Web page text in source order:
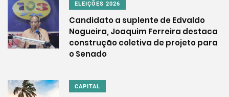
ELEIÇÕES 2026
Candidato a suplente de Edvaldo
Nogueira, Joaquim Ferreira destaca
construção coletiva de projeto para
o Senado
CAPITAL